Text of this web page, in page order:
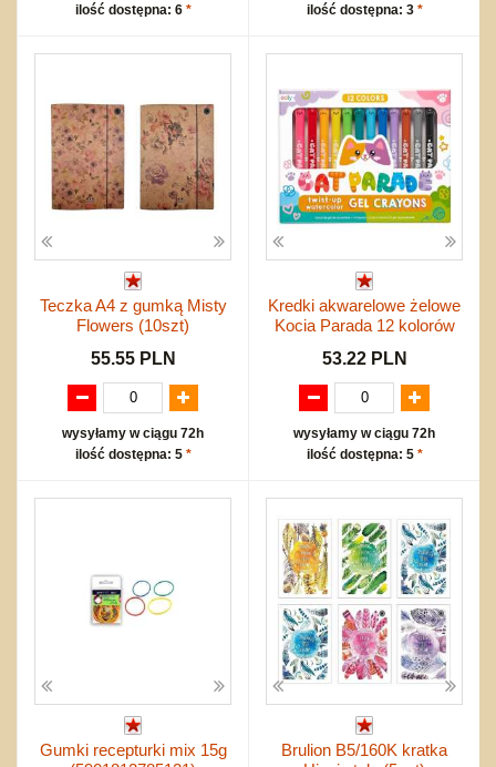
ilość dostępna: 6 *
ilość dostępna: 3 *
Teczka A4 z gumką Misty
Flowers (10szt)
55.55 PLN
wysyłamy w ciągu 72h
ilość dostępna: 5 *
Kredki akwarelowe żelowe
Kocia Parada 12 kolorów
53.22 PLN
wysyłamy w ciągu 72h
ilość dostępna: 5 *
Gumki recepturki mix 15g
Brulion B5/160K kratka